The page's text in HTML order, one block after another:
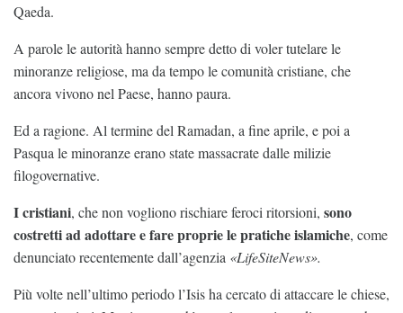
Qaeda.
A parole le autorità hanno sempre detto di voler tutelare le
minoranze religiose, ma da tempo le comunità cristiane, che
ancora vivono nel Paese, hanno paura.
Ed a ragione. Al termine del Ramadan, a fine aprile, e poi a
Pasqua le minoranze erano state massacrate dalle milizie
filogovernative.
I cristiani, che non vogliono rischiare feroci ritorsioni, sono
costretti ad adottare e fare proprie le pratiche islamiche, come
denunciato recentemente dall’agenzia «LifeSiteNews».
Più volte nell’ultimo periodo l’Isis ha cercato di attaccare le chiese,